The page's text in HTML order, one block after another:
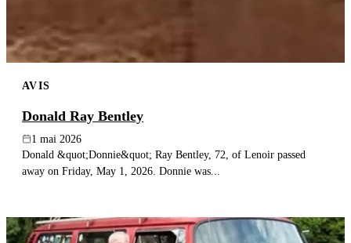
AVIS
Donald Ray Bentley
1 mai 2026
Donald &quot;Donnie&quot; Ray Bentley, 72, of Lenoir passed
away on Friday, May 1, 2026. Donnie was...